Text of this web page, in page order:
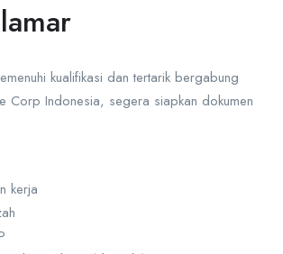
kualifikasi dan tertarik bergabung
Corp Indonesia, segera siapkan dokumen
kerja